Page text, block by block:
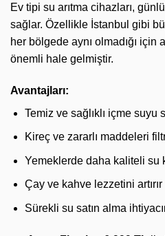
Ev tipi su arıtma cihazları,
sağlar. Özellikle İstanbul gibi
her bölgede aynı olmadığı için
önemli hale gelmiştir.
Avantajları:
Temiz ve sağlıklı içme suyu
Kireç ve zararlı maddeleri
Yemeklerde daha kaliteli su
Çay ve kahve lezzetini artırır
Sürekli su satın alma